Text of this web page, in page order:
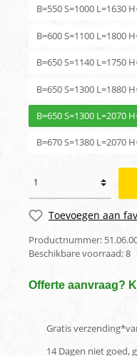
B=550 S=1000 L=1630
B=600 S=1100 L=1800
B=650 S=1140 L=1750
B=650 S=1300 L=1880
B=650 S=1300 L=2070
B=670 S=1380 L=2070
Toevoegen aan
Productnummer:
Beschikbare voorraad:8
Offerte aanvraag?
Gratis
14 Dagen niet goed,